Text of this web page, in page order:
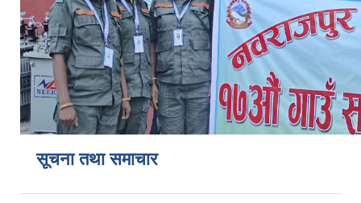
सूचना तथा समाचार